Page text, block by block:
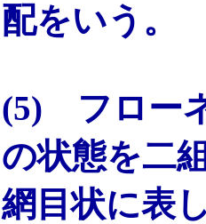
配をいう。
(5) フロー
の状態を二
網目状に表